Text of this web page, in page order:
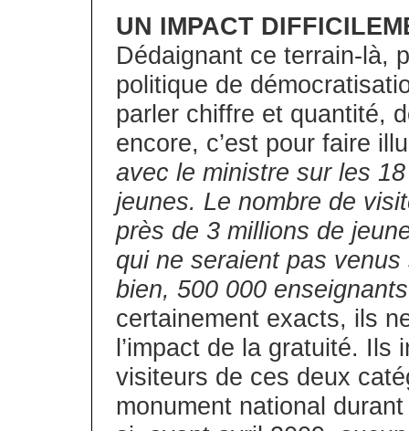
UN IMPACT
Dédaignant ce terrain-là,
politique de
parler chiffre et quantité,
encore, c’est pour faire
avec le ministre sur les
jeunes. Le nombre de
près de 3 millions de
qui ne seraient pas
bien, 500 000
certainement exacts, ils
l’impact de la gratuité.
visiteurs de ces deux
monument national